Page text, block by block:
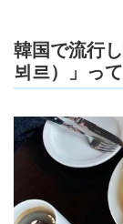
韓国で流行
뵈르）」っ